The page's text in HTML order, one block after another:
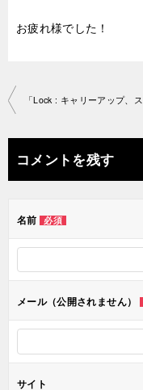
お疲れ様でした！
投
ナ
ビ
ー
ン
コメントを残す
名前 必須
メール（公開されません）
サイト